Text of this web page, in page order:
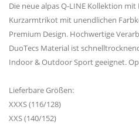
Die neue alpas Q-LINE Kollektion
Kurzarmtrikot mit unendlichen
Premium Design. Hochwertige
DuoTecs Material ist
Indoor & Outdoor Sport geeignet.
Lieferbare Größen:
XXXS (116/128)
XXS (140/152)